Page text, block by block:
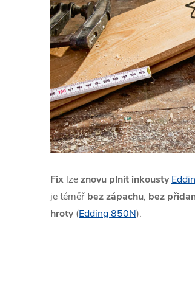
Fix lzeznovu plnit inkousty
je téměř bez zápachu, bez
hroty(Edding 850N).